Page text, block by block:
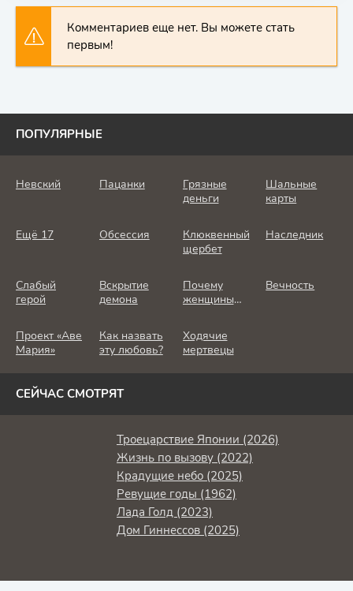
Комментариев еще нет. Вы можете стать
первым!
ПОПУЛЯРНЫЕ
Невский Пацанки
Грязные
деньги
Шальные
карты
Ещё 17 Обсессия
Клюквенный
щербет
Наследник
Слабый
герой
Вскрытие
демона
Почему
женщины
Вечность
Проект «Аве
Мария»
Как назвать
эту любовь?
Ходячие
мертвецы
СЕЙЧАС СМОТРЯТ
Троецарствие Японии (2026)
Жизнь по вызову (2022)
Крадущие небо (2025)
Ревущие годы (1962)
Лада Голд (2023)
Дом Гиннессов (2025)